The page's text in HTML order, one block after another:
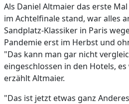
Als Daniel Altmaier das erste
im Achtelfinale stand, war alles
Sandplatz-Klassiker in Paris
Pandemie erst im Herbst und
"Das kann man gar nicht
eingeschlossen in den Hotels,
erzählt Altmaier.
"Das ist jetzt etwas ganz